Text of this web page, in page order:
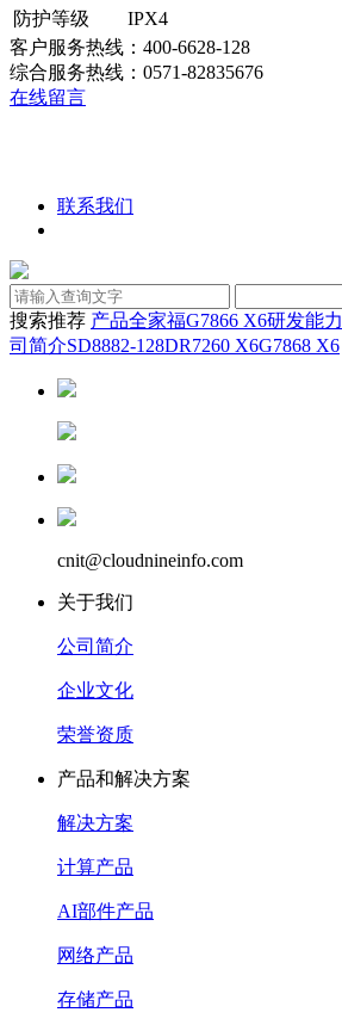
防护等级
IPX4
客户服务热线：400-6628-128
综合服务热线：0571-82835676
在线留言
联系我们
搜索推荐 产品全家福G7866 X6研发能力
司简介SD8882-128DR7260 X6G7868 X6
cnit@cloudnineinfo.com
关于我们
公司简介
企业文化
荣誉资质
产品和解决方案
解决方案
计算产品
AI部件产品
网络产品
存储产品